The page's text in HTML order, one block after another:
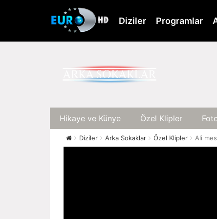
Diziler Programlar
Hikaye ve Künye Özel Klipler
Diziler Arka Sokaklar Özel Klipler Ali